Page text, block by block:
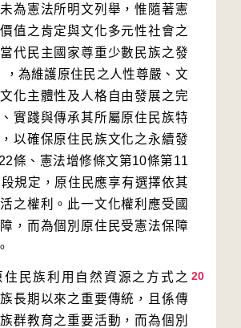
為憲法所明文列舉，惟隨著憲
值之肯定與文化多元性社會之
代民主國家尊重少數民族之發
，為維護原住民之人性尊嚴、文
化主體性及人格自由發展之完
實踐與傳承其所屬原住民族特
以確保原住民族文化之永續發
條、憲法增修條文第10條第11
規定，原住民應享有選擇依其
之權利。此一文化權利應受國
，而為個別原住民受憲法保障
20
族利用自然資源之方式之
長期以來之重要傳統，且係傳
群教育之重要活動，而為個別